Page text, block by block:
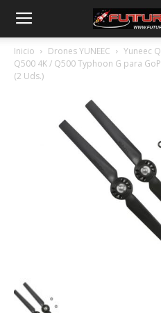
Inicio Drones YUNEEC
Yuneec
Q500 4K / Q500 Typhoon G para
(2 Uds.)